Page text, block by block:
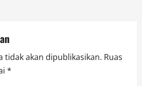
tidak akan dipublikasikan. Ruas
*